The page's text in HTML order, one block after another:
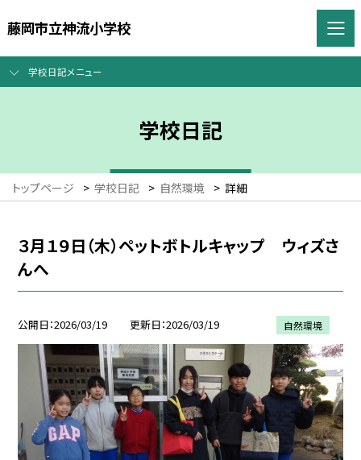
藤岡市立神流小学校
学校日記メニュー
学校日記
トップページ > 学校日記 > 自然環境 > 詳細
３月１９日（木）ペットボトルキャップ ウィズさ
んへ
公開日 2026/03/19 更新日 2026/03/19 自然環境